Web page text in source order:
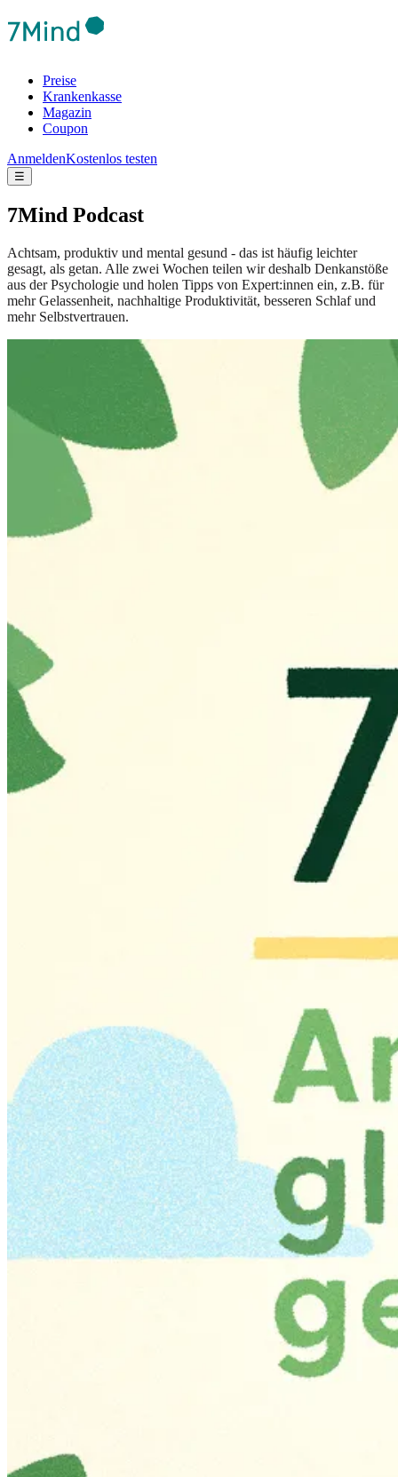
Preise
Krankenkasse
Magazin
Coupon
AnmeldenKostenlos testen
☰
7Mind Podcast
Achtsam, produktiv und mental gesund - das ist häufig leichter
gesagt, als getan. Alle zwei Wochen teilen wir deshalb Denkanstöße
aus der Psychologie und holen Tipps von Expert:innen ein, z.B. für
mehr Gelassenheit, nachhaltige Produktivität, besseren Schlaf und
mehr Selbstvertrauen.